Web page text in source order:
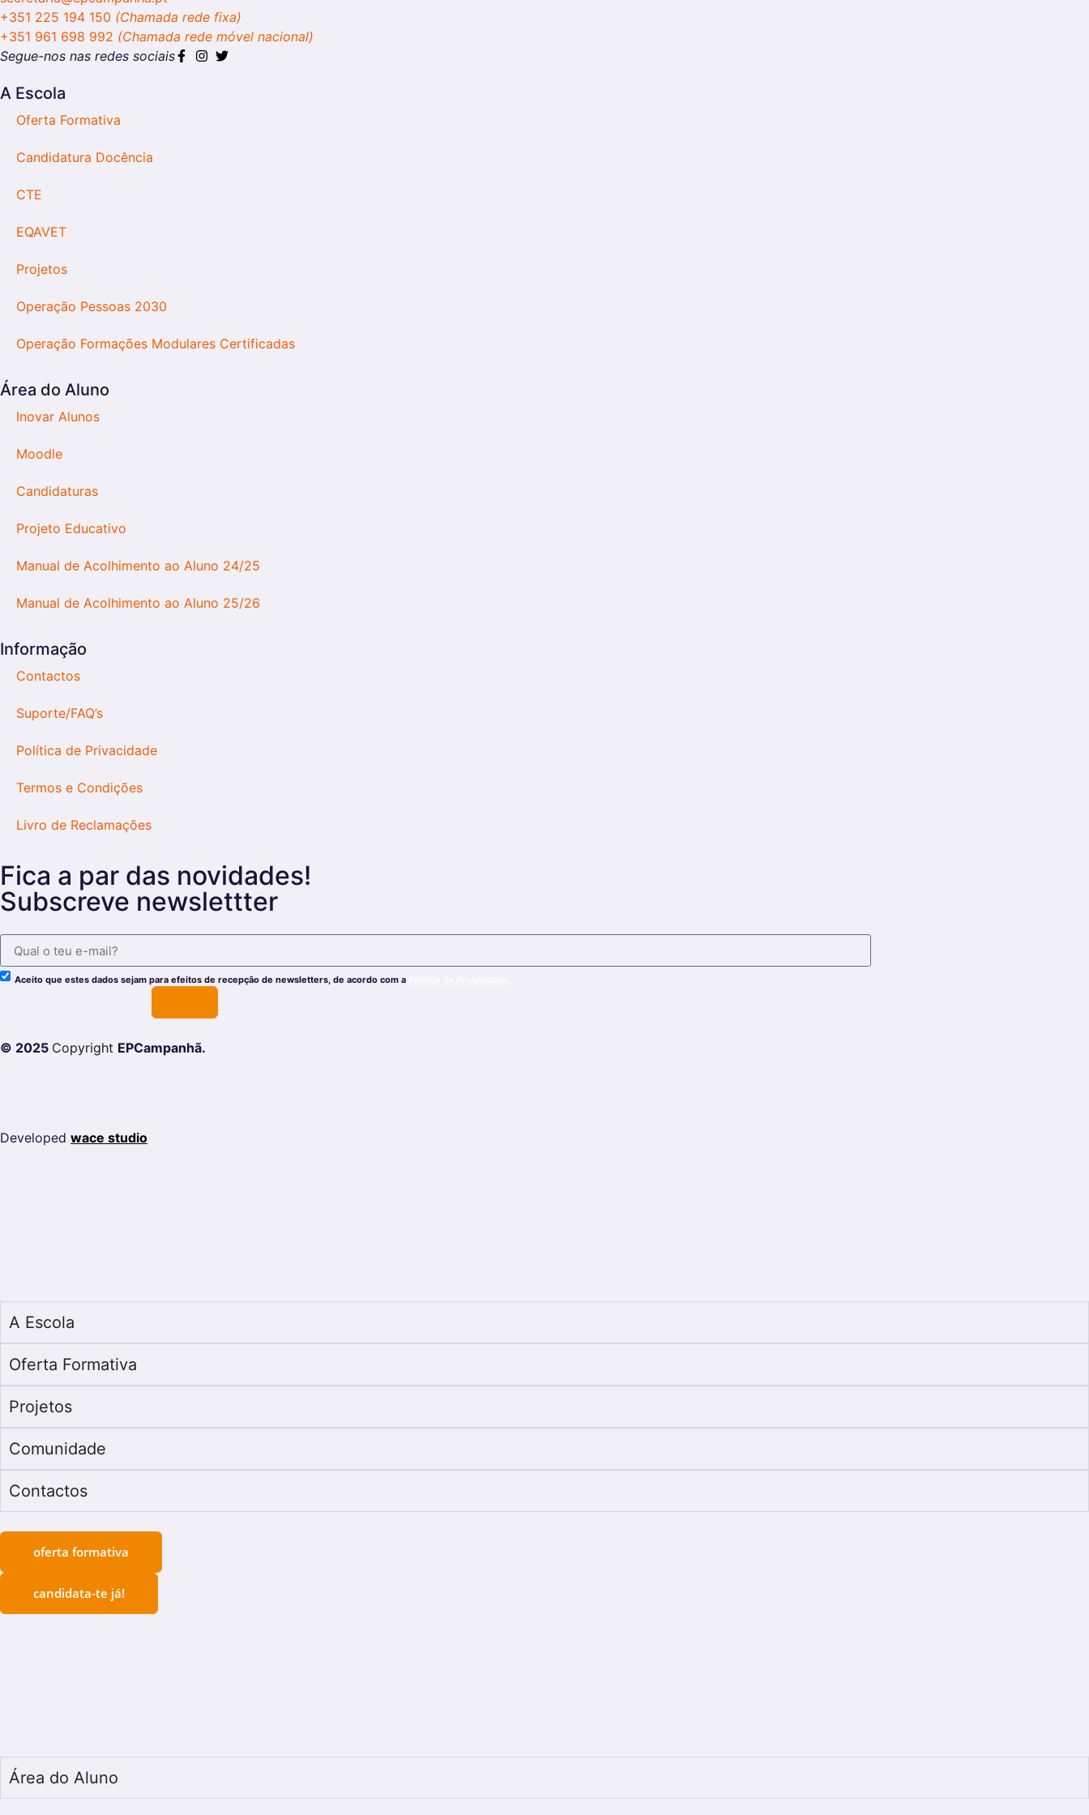
+351 225 194 150 (Chamada rede fixa)
+351 961 698 992 (Chamada rede móvel nacional)
Segue-nos nas redes sociais
A Escola
Oferta Formativa
Candidatura Docência
CTE
EQAVET
Projetos
Operação Pessoas 2030
Operação Formações Modulares Certificadas
Área do Aluno
Inovar Alunos
Moodle
Candidaturas
Projeto Educativo
Manual de Acolhimento ao Aluno 24/25
Manual de Acolhimento ao Aluno 25/26
Informação
Contactos
Suporte/FAQ’s
Política de Privacidade
Termos e Condições
Livro de Reclamações
Fica a par das novidades!
Subscreve newslettter
Aceito que estes dados sejam para efeitos de recepção de newsletters, de acordo com a
© 2025 Copyright EPCampanhã.
Developed wace studio
A Escola
Oferta Formativa
Projetos
Comunidade
Contactos
oferta formativa
candidata-te já!
Área do Aluno